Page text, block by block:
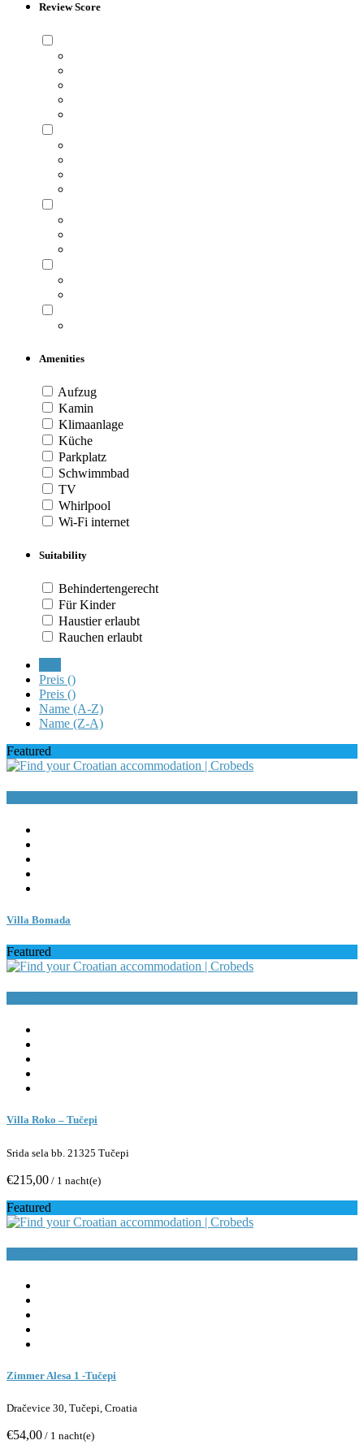
Review Score
Amenities
Aufzug
Kamin
Klimaanlage
Küche
Parkplatz
Schwimmbad
TV
Whirlpool
Wi-Fi internet
Suitability
Behindertengerecht
Für Kinder
Haustier erlaubt
Rauchen erlaubt
Preis ()
Preis ()
Name (A-Z)
Name (Z-A)
Featured
Villa Bomada
Featured
Villa Roko – Tučepi
Srida sela bb. 21325 Tučepi
€215,00 / 1 nacht(e)
Featured
Zimmer Alesa 1 -Tučepi
Dračevice 30, Tučepi, Croatia
€54,00 / 1 nacht(e)